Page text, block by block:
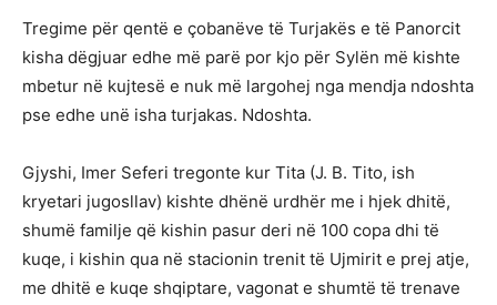
Tregime për qentë e çobanëve të Turjakës e të Panorcit
kisha dëgjuar edhe më parë por kjo për Sylën më kishte
mbetur në kujtesë e nuk më largohej nga mendja ndoshta
pse edhe unë isha turjakas. Ndoshta.
Gjyshi, Imer Seferi tregonte kur Tita (J. B. Tito, ish
kryetari jugosllav) kishte dhënë urdhër me i hjek dhitë,
shumë familje që kishin pasur deri në 100 copa dhi të
kuqe, i kishin qua në stacionin trenit të Ujmirit e prej atje,
me dhitë e kuqe shqiptare, vagonat e shumtë të trenave